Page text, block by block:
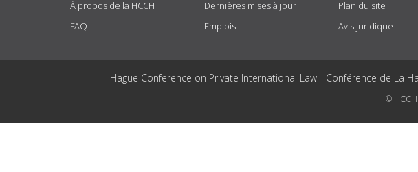
À propos de la HCCH
FAQ
Dernières mises à jour
Emplois
Plan du site
Avis juridique
Hague Conference on Private International Law - Conférence de La
©